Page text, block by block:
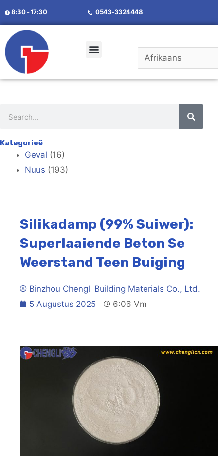
8:30 - 17:30 0543-3324448
Kategorieë
Geval (16)
Nuus (193)
Silikadamp (99% Suiwer):
Superlaaiende Beton Se
Weerstand Teen Buiging
Binzhou Chengli Building Materials Co., Ltd.
5 Augustus 2025
6:06 Vm